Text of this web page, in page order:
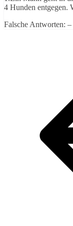
4 Hunden entgegen.
Falsche Antworten: –